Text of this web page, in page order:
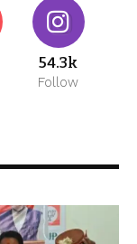
54.3k
Follow